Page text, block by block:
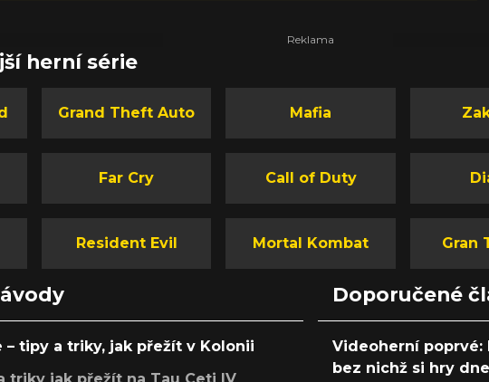
herní série
Grand Theft Auto Mafia
Far Cry Call of Duty
Resident Evil Mortal Kombat Gran
– tipy a triky, jak přežít v Kolonii
triky jak přežít na Tau Ceti IV
Doporučené
Videoherní poprvé:
bez nichž si hry